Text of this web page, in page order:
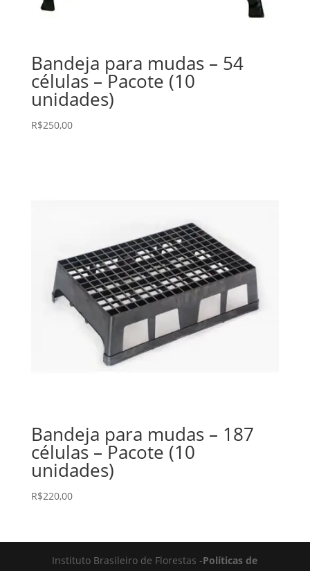
Bandeja para mudas – 54
células – Pacote (10
unidades)
R$250,00
Bandeja para mudas – 187
células – Pacote (10
unidades)
R$220,00
Instituto Brasileiro de Florestas -Políticas de